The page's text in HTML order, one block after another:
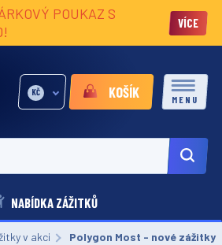
POUKAZ S
VÍCE
KČ KOŠÍK MENU
NABÍDKA ZÁŽITKŮ
v akci Aktuální:
Polygon Most - nové zážitky